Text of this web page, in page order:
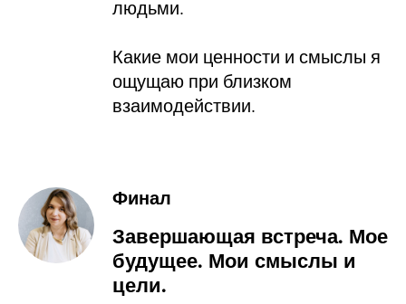
людьми.
Какие мои ценности и смыслы я
ощущаю при близком
взаимодействии.
Финал
Завершающая встреча. Мое
будущее. Мои смыслы и
цели.